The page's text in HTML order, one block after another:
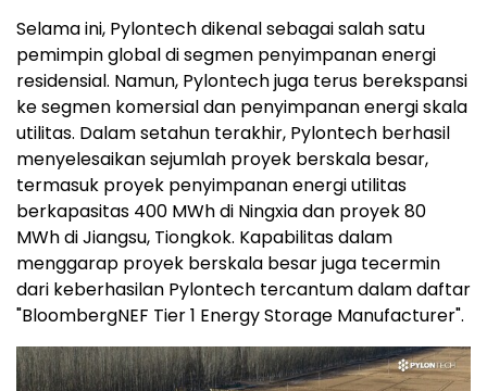
Selama ini, Pylontech dikenal sebagai salah satu
pemimpin global di segmen penyimpanan energi
residensial. Namun, Pylontech juga terus berekspansi
ke segmen komersial dan penyimpanan energi skala
utilitas. Dalam setahun terakhir, Pylontech berhasil
menyelesaikan sejumlah proyek berskala besar,
termasuk proyek penyimpanan energi utilitas
berkapasitas 400 MWh di Ningxia dan proyek 80
MWh di Jiangsu, Tiongkok. Kapabilitas dalam
menggarap proyek berskala besar juga tecermin
dari keberhasilan Pylontech tercantum dalam daftar
"BloombergNEF Tier 1 Energy Storage Manufacturer".